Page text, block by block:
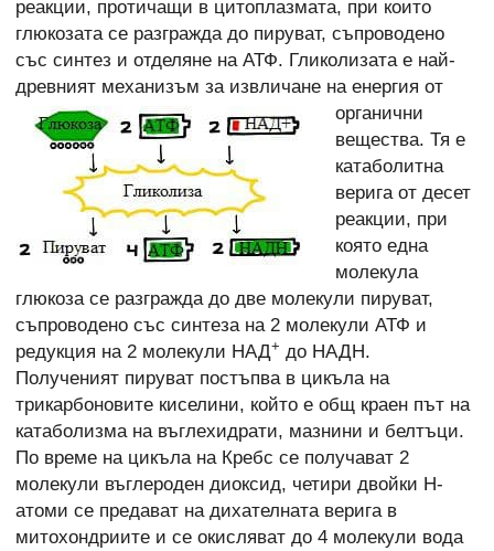
реакции, протичащи в цитоплазмата, при които
глюкозата се разгражда до пируват, съпроводено
със синтез и отделяне на АТФ. Гликолизата е най-
древният механизъм за извличане на енергия от
органични
вещества. Тя е
катаболитна
верига от десет
реакции, при
която една
молекула
глюкоза се разгражда до две молекули пируват,
съпроводено със синтеза на 2 молекули АТФ и
редукция на 2 молекули НАД+ до НАДН.
Полученият пируват постъпва в цикъла на
трикарбоновите киселини, който е общ краен път на
катаболизма на въглехидрати, мазнини и белтъци.
По време на цикъла на Кребс се получават 2
молекули въглероден диоксид, четири двойки Н-
атоми се предават на дихателната верига в
митохондриите и се окисляват до 4 молекули вода